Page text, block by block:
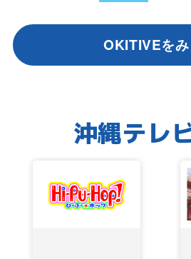
OKITIVEを
沖縄テレ